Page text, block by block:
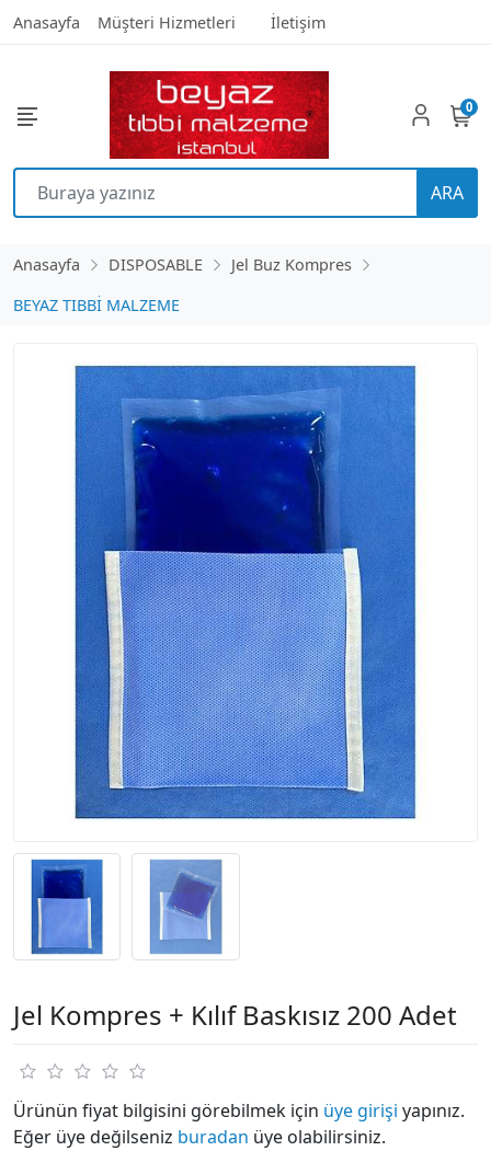
Anasayfa Müşteri Hizmetleri İletişim
ARA
0
Anasayfa DISPOSABLE
Jel Buz Kompres
BEYAZ TIBBİ MALZEME
Jel Kompres + Kılıf Baskısız 200 Adet
Ürünün fiyat bilgisini görebilmek için üye girişi yapınız.
Eğer üye değilseniz buradan üye olabilirsiniz.